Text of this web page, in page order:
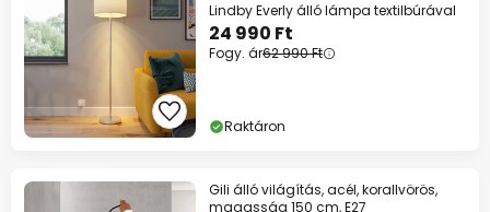
Lindby Everly álló lámpa textilbúrával
24 990 Ft
Fogy. ár62 990 Ft
Raktáron
Gili álló világítás, acél, korallvörös,
magasság 150 cm, E27